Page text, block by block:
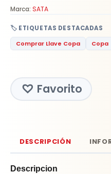
🏷️ ETIQUETAS DESTACADAS
Comprar Llave Copa
Copa
Marca: SATA
Favorito
DESCRIPCIÓN
Descripcion